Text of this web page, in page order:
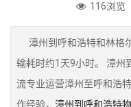
116浏
漳州到呼和浩特和林格
输耗时约1天9小时。 漳州
流专业运营漳州至呼和浩
作经验， 漳州到呼和浩特